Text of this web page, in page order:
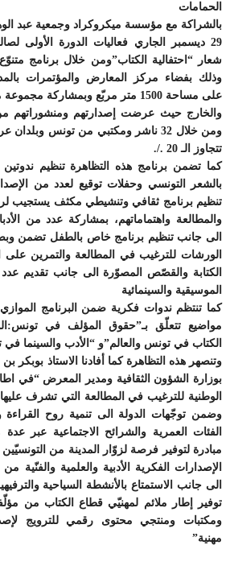
الحمامات
29 ديسمبر الجاري فعاليات الدورة الأولى
شعار “احتفالية الكتاب”ومن خلال برنامج
وذلك بفضاء مركز المعارض والمؤتمرات
على مساحة 1500 متر مربّع
والخارج حيث عرضت إصدارتهم ومنشوراتهم
ومن خلال 32 ناشر ومكتبي من تونس
تتجاوز الـ 20 ./.
كما تضمن برنامج هذه التظاهرة تنظيم ندوتين
بالشعر التونسي وحفلات توقيع لعدد من
تنظيم برنامج ثقافي وتنشيطي مكثف يستجيب
والمطالعة واهتماماتهم، بمشاركة عدد من
الى جانب تنظيم برنامج خاص بالطفل تضمن
الورشات للترغيب في المطالعة والتمرين على
الكتابة والقصّص المصوّرة الى جانب تقديم
الموسيقية والسينمائية
كما تنتظم ندوات فكرية ضمن البرنامج
مواضيع تتعلّق بـ”حقوق المؤلف في
الكتاب في تونس والعالم”و “الأدب والسينما
وتنصهر هذه التظاهرة كما أفادنا الاستاذ
بوزارة الشؤون الثقافية ومدير المعرض “في
الوطنية للترغيب في المطالعة التي تشرف عليها
وضمن توجّهات الدولة الى تنمية روح
الفئات العمرية والشرائح الاجتماعية عبر
مبادرة لتوفير فرصة لزوّار المدينة من
الإصدارات الفكرية الأدبية والعلمية والفنّية
الى جانب الاستمتاع بالأنشطة السياحية
توفير إطار ملائم لمهنيّي قطاع الكتاب من
ومكتبات ومنتجي محتوى رقمي للترويج
مهنية”